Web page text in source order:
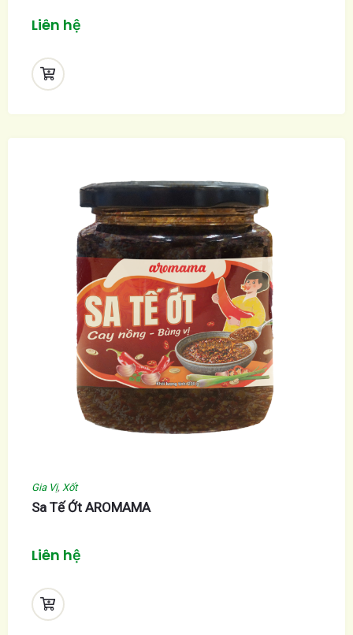
Liên hệ
Gia Vị, Xốt
Sa Tế Ớt AROMAMA
Liên hệ